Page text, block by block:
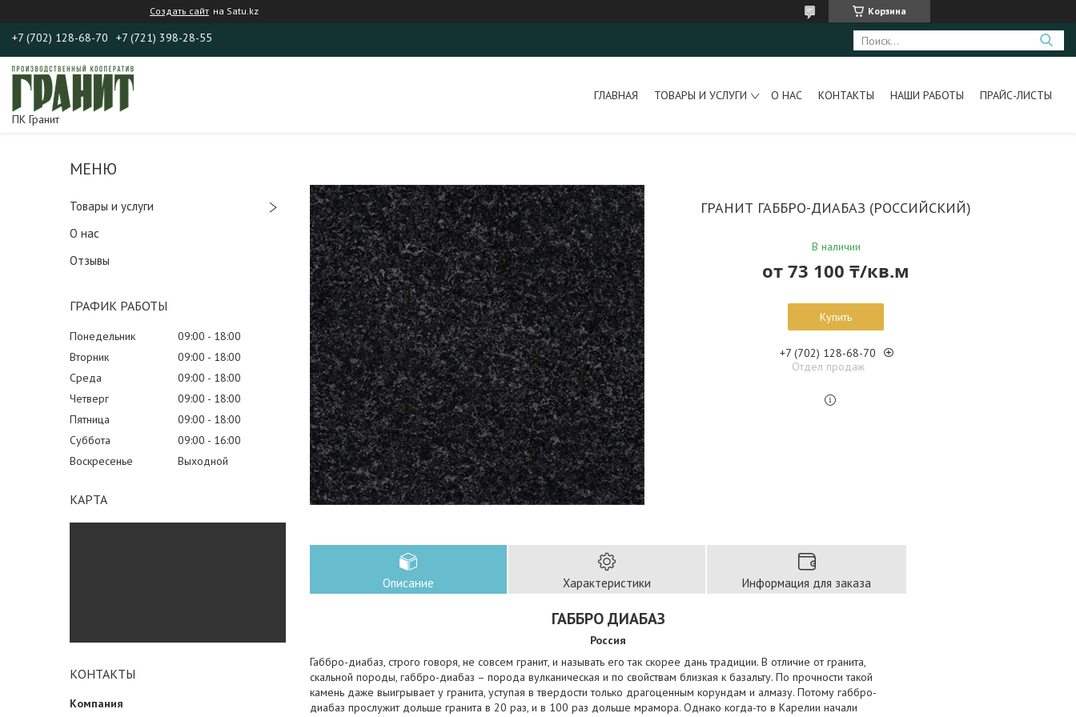
Создать сайт на Satu.kz Корзина
+7 (702) 128-68-70 +7 (721) 398-28-55
ПК Гранит
ГЛАВНАЯ ТОВАРЫ И УСЛУГИ О НАС КОНТАКТЫ НАШИ РАБОТЫ ПРАЙС-ЛИСТЫ
Товары и услуги
О нас
Отзывы
ГРАФИК РАБОТЫ
Понедельник 09:00
18:00
Вторник
09:00
18:00
Среда
09:00
18:00
Четверг
09:00
18:00
Пятница
09:00
18:00
Суббота
09:00
16:00
Воскресенье
Выходной
КАРТА
КОНТАКТЫ
ГРАНИТ ГАББРО-ДИАБАЗ (РОССИЙСКИЙ)
В наличии
от73 100 ₸/кв.м
Купить
+7 (702) 128-68-70
Отдел продаж
Описание Характеристики Информация для заказа
ГАББРО ДИАБАЗ
Россия
Габбро-диабаз, строго говоря, не совсем гранит, и называть его так скорее дань традиции. В отличие от гранита,
скальной породы, габбро-диабаз – порода вулканическая и по свойствам близкая к базальту. По прочности такой
камень даже выигрывает у гранита, уступая в твердости только драгоценным корундам и алмазу. Потому габбро-
диабаз прослужит дольше гранита в 20 раз, и в 100 раз дольше мрамора. Однако когда-то в Карелии начали